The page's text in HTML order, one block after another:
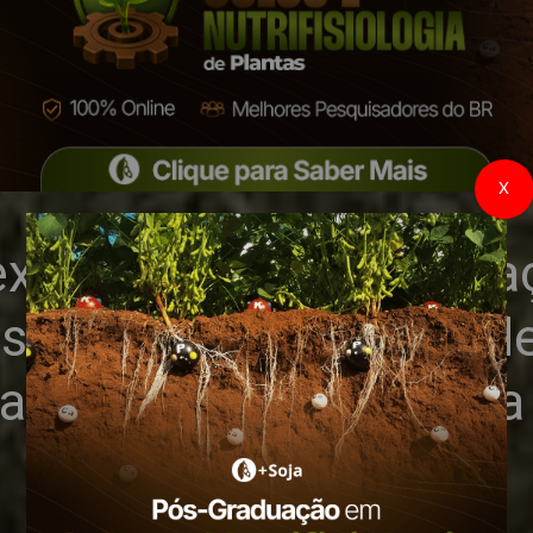
e
próximos meses
adiantados
X